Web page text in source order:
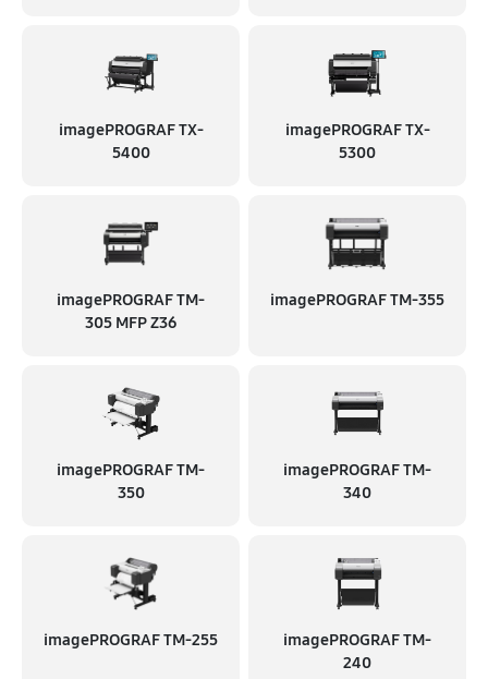
imagePROGRAF TX-
5400
imagePROGRAF TX-
5300
imagePROGRAF TM-
305 MFP Z36
imagePROGRAF TM-355
imagePROGRAF TM-
350
imagePROGRAF TM-
340
imagePROGRAF TM-255
imagePROGRAF TM-
240